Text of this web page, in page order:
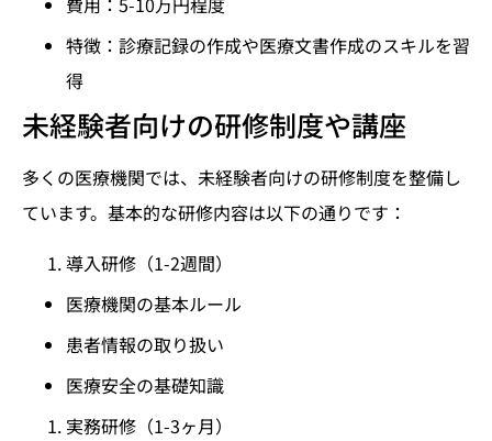
特徴：診療記録の作成や医療文書作成のスキルを習
得
未経験者向けの研修制度や講座
多くの医療機関では、未経験者向けの研修制度を整備し
ています。基本的な研修内容は以下の通りです：
導入研修（1-2週間）
医療機関の基本ルール
患者情報の取り扱い
医療安全の基礎知識
実務研修（1-3ヶ月）